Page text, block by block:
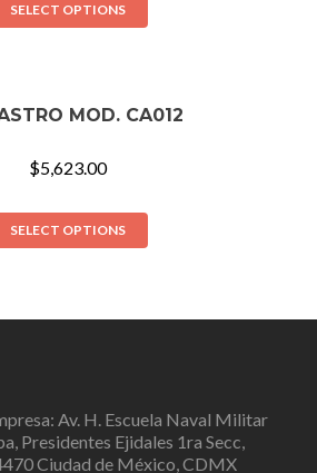
SELECT OPTIONS
MOD. CA012
$5,623.00
SELECT OPTIONS
Av. H. Escuela Naval Militar
Presidentes Ejidales 1ra Secc,
Ciudad de México, CDMX